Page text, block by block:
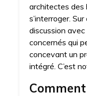
architectes des
s’interroger.
discussion
concernés qui
concevant un
intégré. C’est